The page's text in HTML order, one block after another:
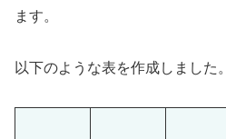
ます。
以下のような表を作成しました。